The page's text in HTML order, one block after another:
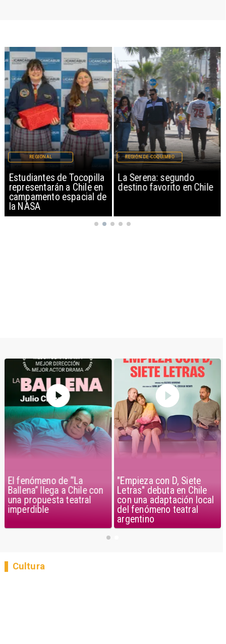
Estudiantes de Tocopilla
representarán a Chile en
campamento espacial de
la NASA
REGIONAL
La Serena: segundo
destino favorito en Chile
REGIÓN DE COQUIMBO
El fenómeno de “La
Ballena” llega a Chile con
una propuesta teatral
imperdible
"Empieza con D, Siete
Letras" debuta en Chile
con una adaptación local
del fenómeno teatral
argentino
Cultura